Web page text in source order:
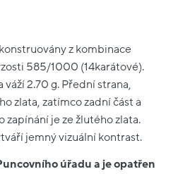
z kombinace
585/1000 (14karátové).
váží 2.70 g. Přední strana,
zlata, zatímco zadní část a
zapínání je ze žlutého zlata.
jemný vizuální kontrast.
úřadu a je opatřen